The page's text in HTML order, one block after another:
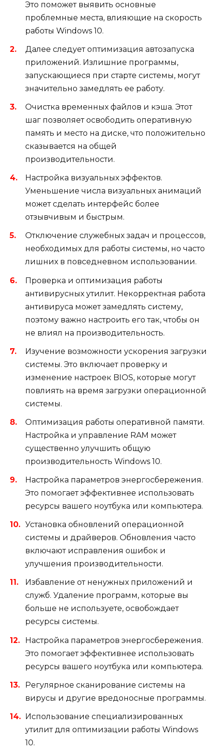
Это поможет выявить основные
проблемные места, влияющие на скорость
работы Windows 10.
Далее следует оптимизация автозапуска
приложений. Излишние программы,
запускающиеся при старте системы, могут
значительно замедлять ее работу.
Очистка временных файлов и кэша. Этот
шаг позволяет освободить оперативную
память и место на диске, что положительно
сказывается на общей
производительности.
Настройка визуальных эффектов.
Уменьшение числа визуальных анимаций
может сделать интерфейс более
отзывчивым и быстрым.
Отключение служебных задач и процессов,
необходимых для работы системы, но часто
лишних в повседневном использовании.
Проверка и оптимизация работы
антивирусных утилит. Некорректная работа
антивируса может замедлять систему,
поэтому важно настроить его так, чтобы он
не влиял на производительность.
Изучение возможности ускорения загрузки
системы. Это включает проверку и
изменение настроек BIOS, которые могут
повлиять на время загрузки операционной
системы.
Оптимизация работы оперативной памяти.
Настройка и управление RAM может
существенно улучшить общую
производительность Windows 10.
Настройка параметров энергосбережения.
Это помогает эффективнее использовать
ресурсы вашего ноутбука или компьютера.
Установка обновлений операционной
системы и драйверов. Обновления часто
включают исправления ошибок и
улучшения производительности.
Избавление от ненужных приложений и
служб. Удаление программ, которые вы
больше не используете, освобождает
ресурсы системы.
Настройка параметров энергосбережения.
Это помогает эффективнее использовать
ресурсы вашего ноутбука или компьютера.
Регулярное сканирование системы на
вирусы и другие вредоносные программы.
Использование специализированных
утилит для оптимизации работы Windows
10.